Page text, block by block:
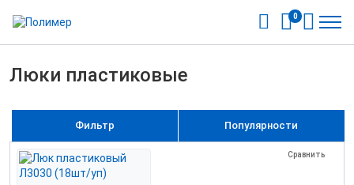
0
Люки пластиковые
Популярности
Фильтр
Сравнить